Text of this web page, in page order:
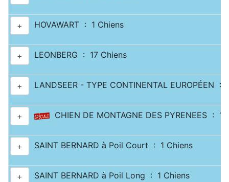
+ HOVAWART : 1 Chiens
+ LEONBERG : 17 Chiens
+ LANDSEER - TYPE CONTINENTAL EUROPÉEN :
+ CHIEN DE MONTAGNE DES PYRENEES :
+ SAINT BERNARD à Poil Court : 1 Chiens
+ SAINT BERNARD à Poil Long : 1 Chiens